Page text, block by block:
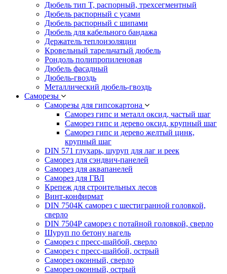
Дюбель тип T, распорный, трехсегментный
Дюбель распорный с усами
Дюбель распорный с шипами
Дюбель для кабельного бандажа
Держатель теплоизоляции
Кровельный тарельчатый дюбель
Рондоль полипропиленовая
Дюбель фасадный
Дюбель-гвоздь
Металлический дюбель-гвоздь
Саморезы
Саморезы для гипсокартона
Саморез гипс и металл оксид, частый шаг
Саморез гипс и дерево оксид, крупный шаг
Саморез гипс и дерево желтый цинк,
крупный шаг
DIN 571 глухарь, шуруп для лаг и реек
Саморез для сэндвич-панелей
Саморез для аквапанелей
Саморез для ГВЛ
Крепеж для строительных лесов
Винт-конфирмат
DIN 7504К саморез с шестигранной головкой,
сверло
DIN 7504Р саморез с потайной головкой, сверло
Шуруп по бетону нагель
Саморез с пресс-шайбой, сверло
Саморез с пресс-шайбой, острый
Саморез оконный, сверло
Саморез оконный, острый